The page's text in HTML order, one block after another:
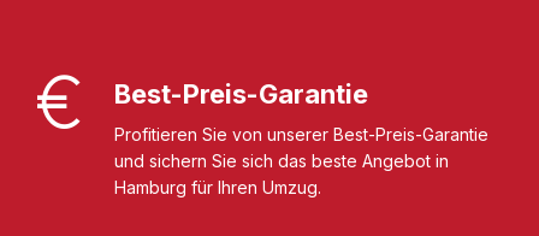
Best-Preis-Garantie
Profitieren Sie von unserer Best-Preis-Garantie
und sichern Sie sich das beste Angebot in
Hamburg für Ihren Umzug.